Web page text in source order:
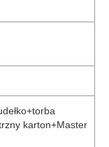
karton+Master